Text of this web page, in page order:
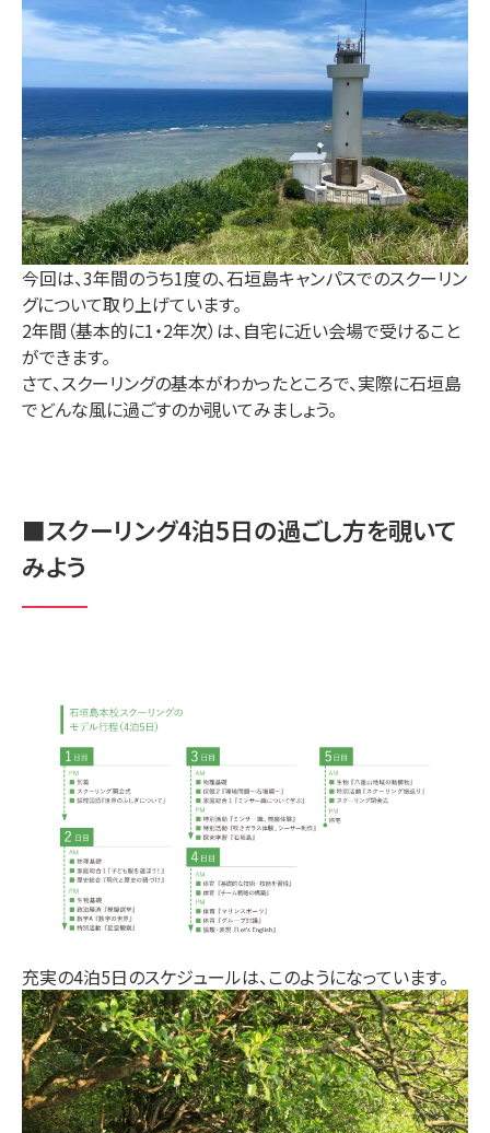
今回は、3年間のうち1度の、石垣島キャンパスでのスクーリン
グについて取り上げています。
2年間（基本的に1・2年次）は、自宅に近い会場で受けること
ができます。
さて、スクーリングの基本がわかったところで、実際に石垣島
でどんな風に過ごすのか覗いてみましょう。
■スクーリング4泊5日の過ごし方を覗いて
みよう
充実の4泊5日のスケジュールは、このようになっています。